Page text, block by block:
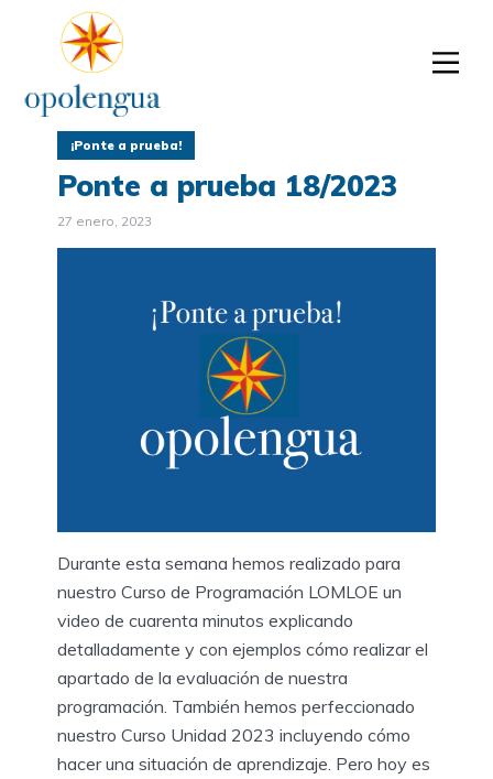
¡Ponte a prueba!
Ponte a prueba 18/2023
27 enero, 2023
Durante esta semana hemos realizado para
nuestro Curso de Programación LOMLOE un
video de cuarenta minutos explicando
detalladamente y con ejemplos cómo realizar el
apartado de la evaluación de nuestra
programación. También hemos perfeccionado
nuestro Curso Unidad 2023 incluyendo cómo
hacer una situación de aprendizaje. Pero hoy es